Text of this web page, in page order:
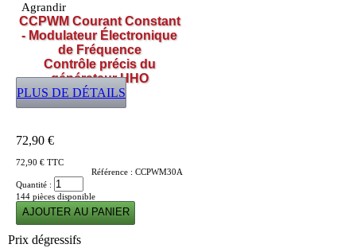
Agrandir
CCPWM Courant Constant
- Modulateur Électronique
de Fréquence
Contrôle précis du
générateur HHO
PLUS DE DÉTAILS
72,90 €
72,90 € TTC
Référence : CCPWM30A
Quantité :
144 pièces disponible
Prix dégressifs